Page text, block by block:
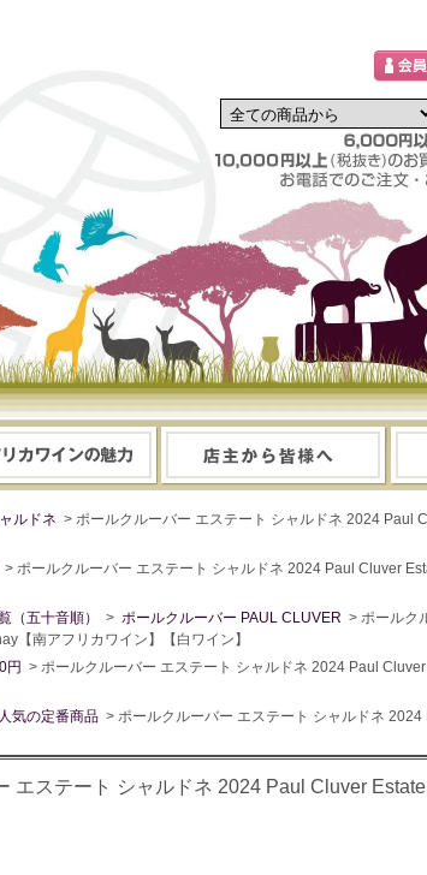
ルドネ > ポールクルーバー エステート シャルドネ 2024 Paul
> ポールクルーバー エステート シャルドネ 2024 Paul Cluver
（五十音順） > ポールクルーバー PAUL CLUVER > ポールク
【南アフリカワイン】【白ワイン】
円 > ポールクルーバー エステート シャルドネ 2024 Paul
気の定番商品 > ポールクルーバー エステート シャルドネ
エステート シャルドネ 2024 Paul Cluver